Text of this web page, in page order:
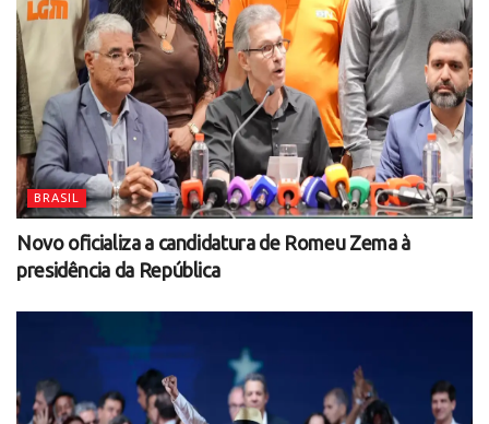
BRASIL
Novo oficializa a candidatura de Romeu Zema à
presidência da República